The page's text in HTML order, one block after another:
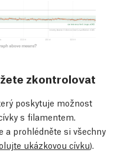
zkontrolovat
poskytuje možnost
s filamentem.
a prohlédněte si všechny
ukázkovou cívku).